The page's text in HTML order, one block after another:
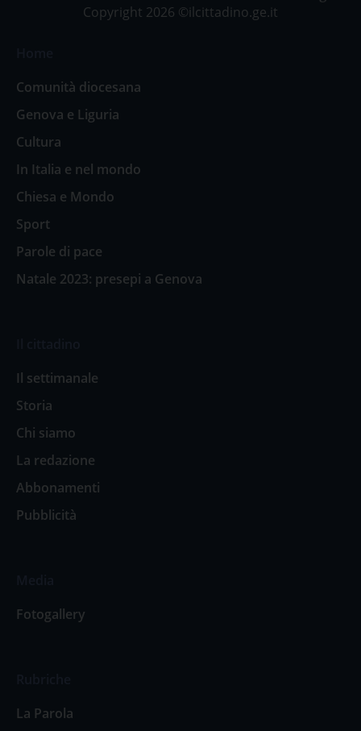
Copyright 2026 ©ilcittadino.ge.it
Comunità diocesana
Genova e Liguria
Cultura
In Italia e nel mondo
Chiesa e Mondo
Sport
Parole di pace
Natale 2023: presepi a Genova
Il settimanale
Storia
Chi siamo
La redazione
Abbonamenti
Pubblicità
Fotogallery
La Parola